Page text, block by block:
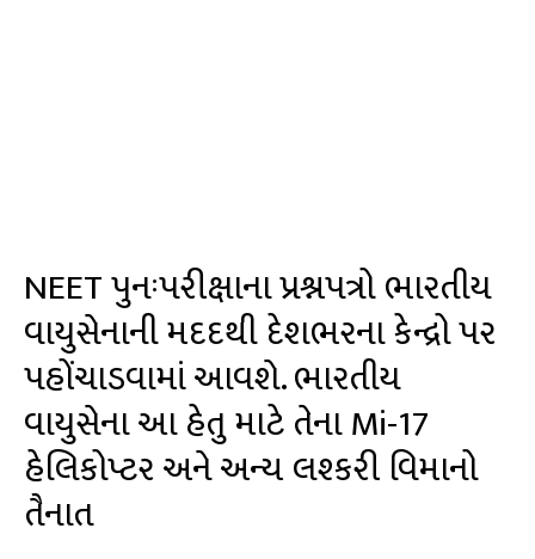
NEET પુનઃપરીક્ષાના પ્રશ્નપત્રો ભારતીય
વાયુસેનાની મદદથી દેશભરના કેન્દ્રો પર
પહોંચાડવામાં આવશે. ભારતીય
વાયુસેના આ હેતુ માટે તેના Mi-17
હેલિકોપ્ટર અને અન્ય લશ્કરી વિમાનો
તૈનાત